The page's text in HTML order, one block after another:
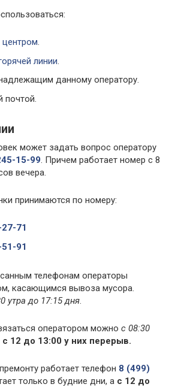
.
линии.
данному оператору.
почтой.
может задать вопрос оператору
15-99. Причем работает номер с 8
вечера.
принимаются по номеру:
71
91
телефонам операторы
касающимся вывоза мусора.
утра до 17:15 дня.
оператором можно с 08:30
12 до 13:00 у них перерыв.
работает телефон 8 (499)
только в будние дни, а с 12 до